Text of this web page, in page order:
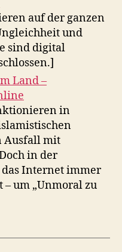
auf der ganzen
und
sind digital
Land –
in
Ausfall mit
in der
Internet immer
um „Unmoral zu